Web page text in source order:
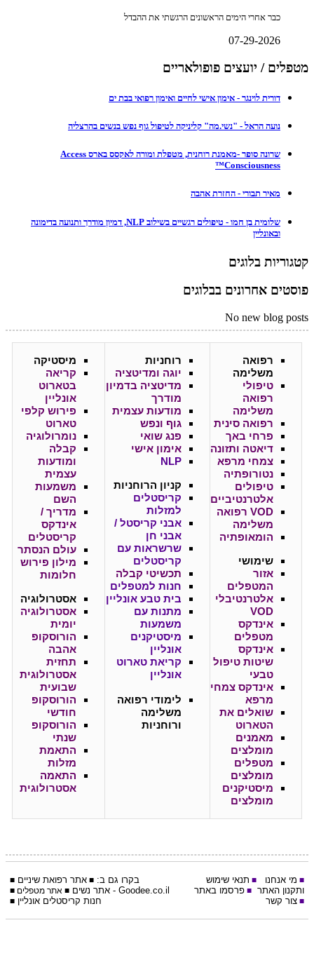
כבר אחרי הימים הראשונים הרגשתי את ההבדל
07-29-2026
מטפלים / יועצים פופולאריים
דורית לוינגר - אימון אישי לחיים ואימון רפואי בבת ים
נועה הראל - "נשי.מה" קליניקה לטיפול גוף נפש בנשים בהרצליה
שרונה סופר -מאמנת רוחנית, מטפלת ומורה לאקסס בארס Access
Consciousness™
מאיר תבורי - החזרת אהבה
שלומית בן חמו - טיפולים רגשיים בשילוב NLP, דמיון מודרך ותנועה בדימונה
ובאונליין
קטגוריות בלוגים
פוסטים אחרונים בבלוגים
No new blog posts
רפואה
משלימה
טיפולי
רפואה
משלימה
רפואה סינית
פרחי באך
דיאטה ותזונה
צמחי מרפא
נטורופתיה
טיפולים
אלטרנטיביים
VOD רפואה
משלימה
הומאופתיה
שימושי
אזור
המטפלים
אלטרנטיבלי
VOD
אינדקס
מטפלים
אינדקס
שיטות טיפול
טבעי
אינדקס צמחי
מרפא
שואלים את
הטארוט
מאמנים
מומלצים
מטפלים
מומלצים
מיסטיקנים
מומלצים
רוחניות
יוגה ומדיטציה
מדיטציה בדמיון
מודרך
מודעות עצמית
גוף ונפש
פנג שואי
אימון אישי
NLP
קניון הרוחניות
קריסטלים
למזלות
אבני קריסטל /
אבני חן
שרשראות עם
קריסטלים
תכשיטי קבלה
חנות למטפלים
בית טבע אונליין
מתנות עם
משמעות
מיסטיקנים
אונליין
קריאת טארוט
אונליין
לימודי רפואה
משלימה
ורוחניות
מיסטיקה
קריאה
בטארוט
אונליין
פירוש קלפי
טארוט
נומרולוגיה
קבלה
ומודעות
עצמית
משמעות
השם
מדריך /
אינדקס
קריסטלים
עולם הנסתר
מילון פירוש
חלומות
אסטרולוגיה
אסטרולוגיה
יומית
הורוסקופ
אהבה
תחזית
אסטרולוגית
שבועית
הורוסקופ
חודשי
הורוסקופ
שנתי
התאמת
מזלות
התאמה
אסטרולוגית
■ מי אנחנו ■ תנאי שימוש
ותקנון האתר ■ פרסמו באתר
■ צור קשר
בקרו גם ב: ■ אתר רפואת שיניים ■
Goodee.co.il - אתר נשים ■ אתר מטפלים ■
חנות קריסטלים אונליין ■